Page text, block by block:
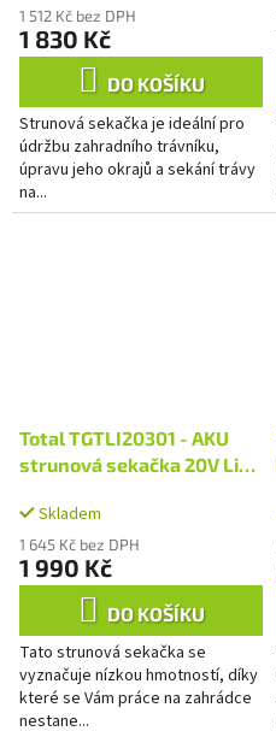
1 512 Kč bez DPH
1 830 Kč
DO KOŠÍKU
Strunová sekačka je ideální pro
údržbu zahradního trávníku,
úpravu jeho okrajů a sekání trávy
na...
Total TGTLI20301 - AKU
strunová sekačka 20V Li-
a 1ks nabíječky
Skladem
1 645 Kč bez DPH
1 990 Kč
DO KOŠÍKU
Tato strunová sekačka se
vyznačuje nízkou hmotností, díky
které se Vám práce na zahrádce
nestane...